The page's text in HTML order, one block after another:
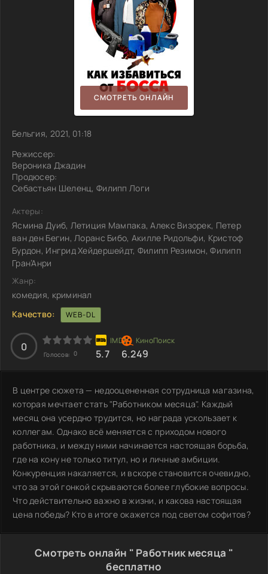
СМОТРЕТЬ ОНЛАЙН
Бельгия, 2021, 01:18
Режиссер:
Вероника Джадин
Продюсер:
Себастьян Шеленц, Филипп Логи
Актеры:
Ясмина Дуиб, Летиция Мампака, Алекс Визорек, Петер
ван ден Бегин, Лоранс Бибо, Акилле Ридольфи, Кристоф
Бурдон, Ингрид Хейдершейдт, Филипп Резимон, Филипп
Гран’Анри
Жанр:
комедия, криминал
Качество:
WEB-DL
0
Голосов: 0 5.7 6.249
В центре сюжета — недооцененная сотрудница магазина,
которая мечтает стать "Работником месяца". Каждый
месяц она усердно трудится, но награда ускользает к
коллегам. Однако всё меняется с приходом нового
работника, и между ними начинается настоящая борьба,
где на кону не только титул, но и личные амбиции.
Конкуренция накаляется, и вскоре становится очевидно,
что за этой гонкой скрываются более глубокие вопросы.
Что действительно важно в жизни, и какова настоящая
цена победы? Кто в итоге окажется под светом софитов?
Смотреть онлайн " Работник месяца "
бесплатно